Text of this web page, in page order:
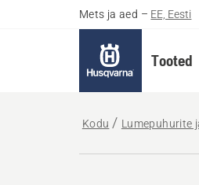
Mets ja aed – EE, Eesti
Tooted
Kodu Lumepuhurite